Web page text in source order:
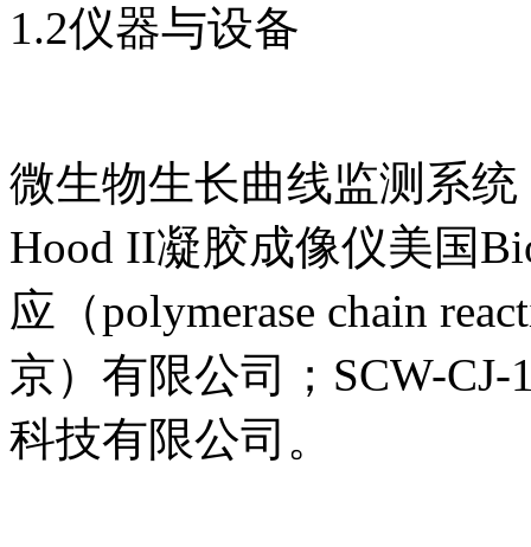
1.2仪器与设备
微生物生长曲线监测系统
Hood II凝胶成像仪美国
应（polymerase chain
京）有限公司；SCW-
科技有限公司。